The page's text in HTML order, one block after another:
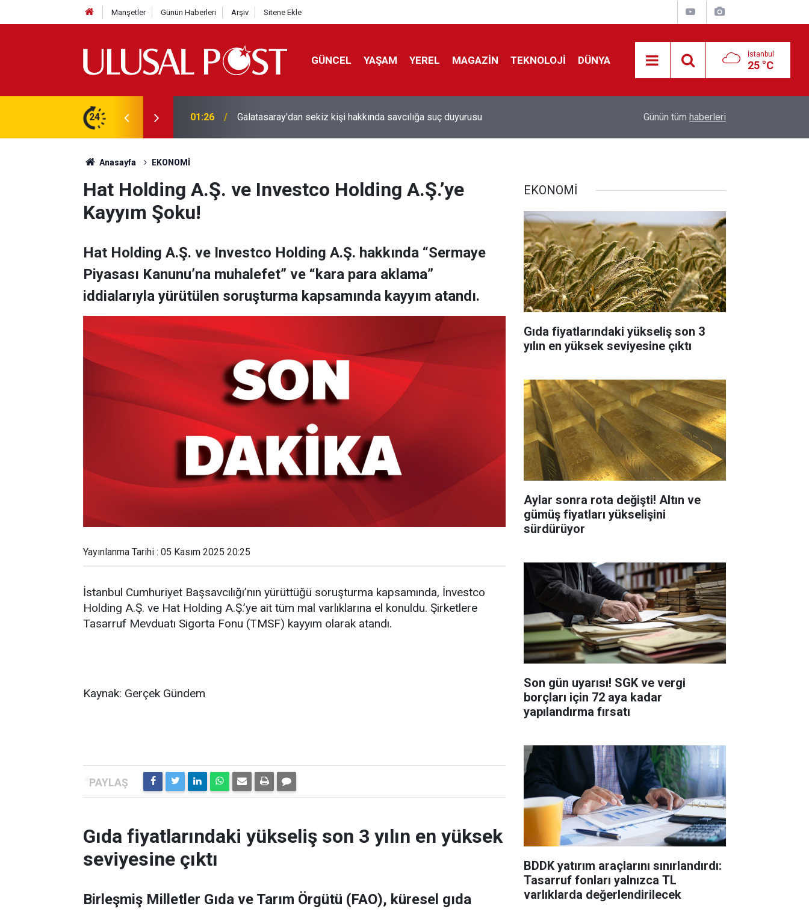
Manşetler Günün Haberleri Arşiv Sitene Ekle
GÜNCEL YAŞAM YEREL MAGAZİN TEKNOLOJİ DÜNYA İstanbul
25 °C
24
en yüksek seviyesine çıktı 01:26 Galatasaray'dan sekiz kişi hakkında savcılığa suç duyurusu
kontrol edecek
Günün tüm haberleri
Anasayfa EKONOMİ
Hat Holding A.Ş. ve Investco Holding A.Ş.’ye
Kayyım Şoku!
Hat Holding A.Ş. ve Investco Holding A.Ş. hakkında “Sermaye
Piyasası Kanunu’na muhalefet” ve “kara para aklama”
iddialarıyla yürütülen soruşturma kapsamında kayyım atandı.
Yayınlanma Tarihi : 05 Kasım 2025 20:25
İstanbul Cumhuriyet Başsavcılığı’nın yürüttüğü soruşturma kapsamında, İnvestco
Holding A.Ş. ve Hat Holding A.Ş.’ye ait tüm mal varlıklarına el konuldu. Şirketlere
Tasarruf Mevduatı Sigorta Fonu (TMSF) kayyım olarak atandı.
Kaynak: Gerçek Gündem
Gıda fiyatlarındaki yükseliş son 3 yılın en yüksek
seviyesine çıktı
Birleşmiş Milletler Gıda ve Tarım Örgütü (FAO), küresel gıda
EKONOMİ
Gıda fiyatlarındaki yükseliş son 3
yılın en yüksek seviyesine çıktı
Aylar sonra rota değişti! Altın ve
gümüş fiyatları yükselişini
sürdürüyor
Son gün uyarısı! SGK ve vergi
borçları için 72 aya kadar
yapılandırma fırsatı
BDDK yatırım araçlarını sınırlandırdı:
Tasarruf fonları yalnızca TL
varlıklarda değerlendirilecek